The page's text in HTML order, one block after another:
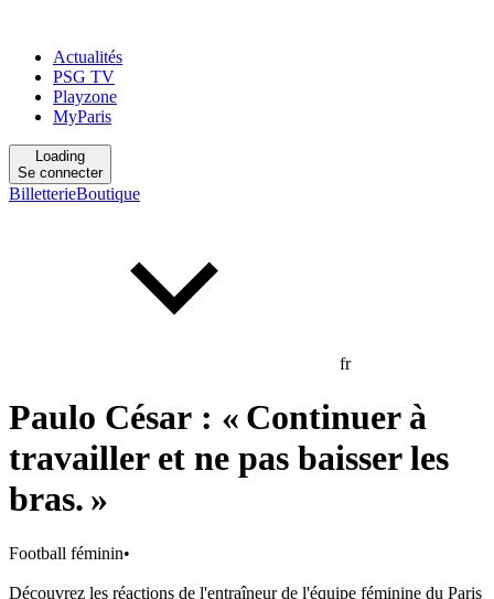
Actualités
PSG TV
Playzone
MyParis
Loading
Se connecter
BilletterieBoutique
fr
Paulo César : « Continuer à
travailler et ne pas baisser les
bras. »
Football féminin•
Découvrez les réactions de l'entraîneur de l'équipe féminine du Paris